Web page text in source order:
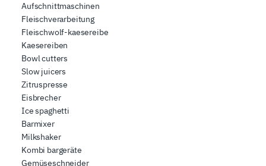
Aufschnittmaschinen
Fleischverarbeitung
Fleischwolf-kaesereibe
Kaesereiben
Bowl cutters
Slow juicers
Zitruspresse
Eisbrecher
Ice spaghetti
Barmixer
Milkshaker
Kombi bargeräte
Gemüseschneider